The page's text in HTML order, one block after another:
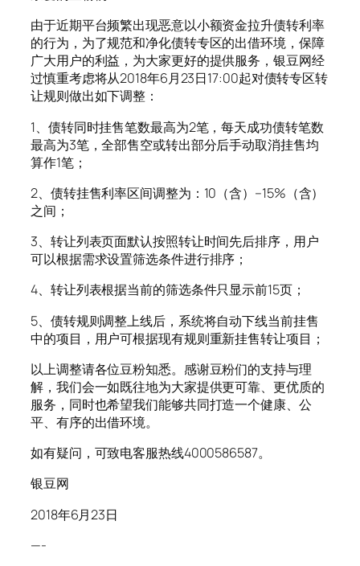
由于近期平台频繁出现恶意以小额资金拉升债转利率
的行为，为了规范和净化债转专区的出借环境，保障
广大用户的利益，为大家更好的提供服务，银豆网经
过慎重考虑将从2018年6月23日17:00起对债转专区转
让规则做出如下调整：
1、债转同时挂售笔数最高为2笔，每天成功债转笔数
最高为3笔，全部售空或转出部分后手动取消挂售均
算作1笔；
2、债转挂售利率区间调整为：10（含）–15%（含）
之间；
3、转让列表页面默认按照转让时间先后排序，用户
可以根据需求设置筛选条件进行排序；
4、转让列表根据当前的筛选条件只显示前15页；
5、债转规则调整上线后，系统将自动下线当前挂售
中的项目，用户可根据现有规则重新挂售转让项目；
以上调整请各位豆粉知悉。感谢豆粉们的支持与理
解，我们会一如既往地为大家提供更可靠、更优质的
服务，同时也希望我们能够共同打造一个健康、公
平、有序的出借环境。
如有疑问，可致电客服热线4000586587。
银豆网
2018年6月23日
—-